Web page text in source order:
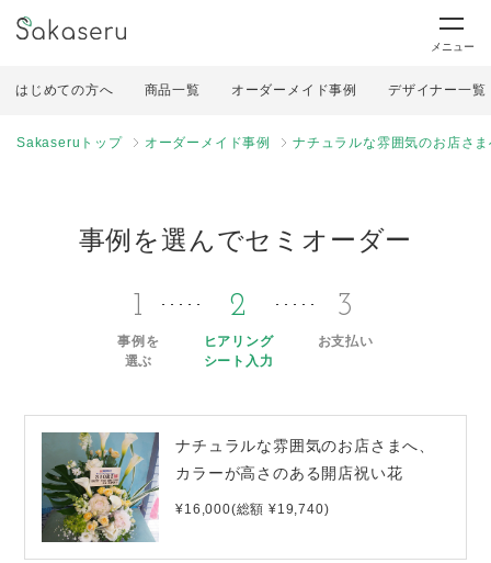
メニュー
はじめての方へ 商品一覧 オーダーメイド事例 デザイナー一覧
Sakaseruトップ オーダーメイド事例 ナチュラルな雰囲気のお店さ
事例を選んでセミオーダー
1
事例を
選ぶ
2
ヒアリング
シート入力
3
お支払い
ナチュラルな雰囲気のお店さまへ、
カラーが高さのある開店祝い花
¥16,000(総額 ¥19,740)